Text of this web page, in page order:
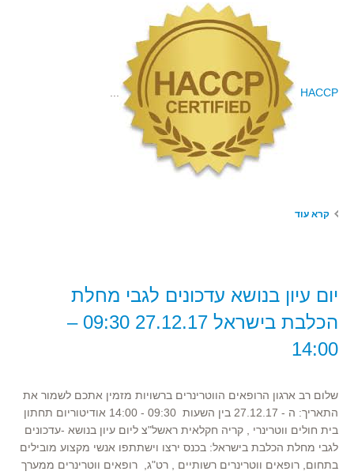
HACCP
קרא עוד
יום עיון בנושא עדכונים לגבי מחלת
הכלבת בישראל 27.12.17 09:30 –
14:00
שלום רב ארגון הרופאים הווטרינרים ברשויות מזמין אתכם לשמור את
התאריך: ה - 27.12.17 בין השעות 09:30 - 14:00 אודיטוריום תחתון
בית חולים ווטרינרי , קריה חקלאית ראשל"צ ליום עיון בנושא -עדכונים
לגבי מחלת הכלבת בישראל: בכנס ירצו וישתתפו אנשי מקצוע מובילים
בתחום, רופאים ווטרינרים רשותיים , רט"ג, רופאים ווטרינרים ממערך